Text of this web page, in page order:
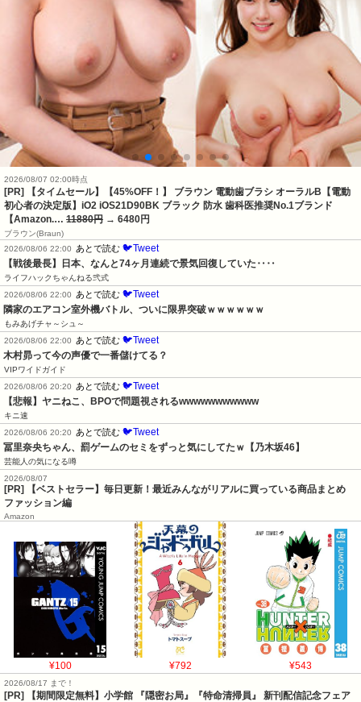
2026/08/07 02:00時点
[PR] 【タイムセール】【45%OFF！】 ブラウン 電動歯ブラシ オーラルB【電動
初心者の決定版】iO2 iOS21D90BK ブラック 防水 歯科医推奨No.1ブランド
【Amazon.… 11880円 → 6480円
ブラウン(Braun)
2026/08/06 22:00
あとで読む 🐦Tweet
【戦後最長】日本、なんと74ヶ月連続で景気回復していた‥‥
ライフハックちゃんねる弐式
2026/08/06 22:00
あとで読む 🐦Tweet
隣家のエアコン室外機バトル、ついに限界突破ｗｗｗｗｗｗ
もみあげチャ～シュ～
2026/08/06 22:00
あとで読む 🐦Tweet
木村昴って今の声優で一番儲けてる？
VIPワイドガイド
2026/08/06 20:20
あとで読む 🐦Tweet
【悲報】ヤニねこ、BPOで問題視されるwwwwwwwwwww
キニ速
2026/08/06 20:20
あとで読む 🐦Tweet
冨里奈央ちゃん、罰ゲームのセミをずっと気にしてたｗ【乃木坂46】
芸能人の気になる噂
2026/08/07
[PR] 【ベストセラー】毎日更新！最近みんながリアルに買っている商品まとめ
ファッション編
Amazon
¥100 ¥792 ¥543
2026/08/17 まで！
[PR] 【期間限定無料】小学館 『隠密お局』『特命清掃員』 新刊配信記念フェア